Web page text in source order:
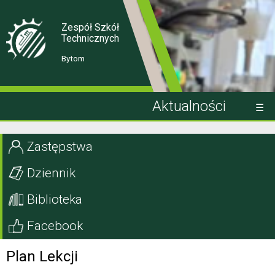
Content
navigation
Zespół Szkół
Technicznych
Bytom
Aktualności
Kandydat
Zastępstwa
Dziennik
Biblioteka
Facebook
Plan Lekcji